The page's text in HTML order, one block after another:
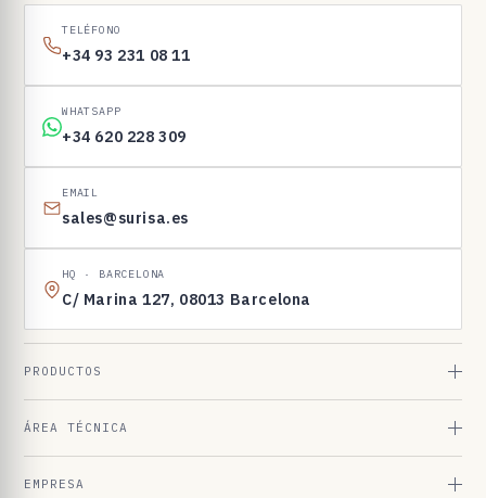
6
3
TELÉFONO
+34 93 231 08 11
WHATSAPP
+34 620 228 309
EMAIL
sales@surisa.es
HQ · BARCELONA
C/ Marina 127, 08013 Barcelona
PRODUCTOS
ÁREA TÉCNICA
EMPRESA